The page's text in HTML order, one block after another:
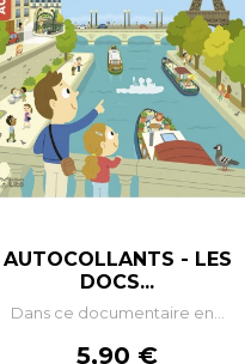
AUTOCOLLANTS - LES
DOCS...
Dans ce documentaire en...
Prix
5,90 €